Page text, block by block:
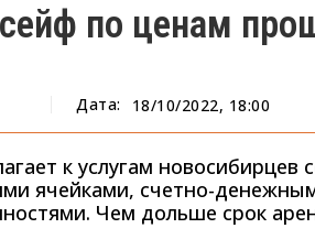
по ценам
Дата: 18/10/2022, 18:00
к услугам новосибирцев
ячейками, счетно-
Чем дольше срок